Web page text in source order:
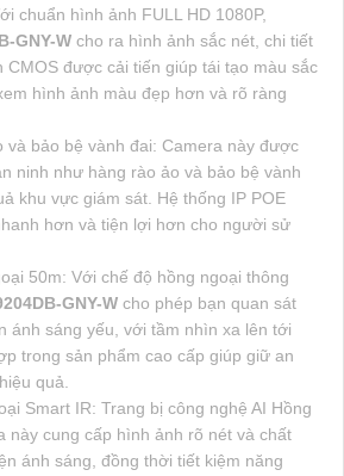
chuẩn hình ảnh FULL HD 1080P,
GNY-W cho ra hình ảnh sắc nét, chi tiết
CMOS được cải tiến giúp tái tạo màu sắc
hình ảnh màu đẹp hơn và rõ ràng
và bảo bệ vành đai: Camera này được
ninh như hàng rào ảo và bảo bệ vành
khu vực giám sát. Hệ thống IP POE
hơn và tiện lợi hơn cho người sử
50m: Với chế độ hồng ngoại thông
GNY-W cho phép bạn quan sát
ánh sáng yếu, với tầm nhìn xa lên tới
trong sản phẩm cao cấp giúp giữ an
quả.
Smart IR: Trang bị công nghệ AI Hồng
này cung cấp hình ảnh rõ nét và chất
ánh sáng, đồng thời tiết kiệm năng